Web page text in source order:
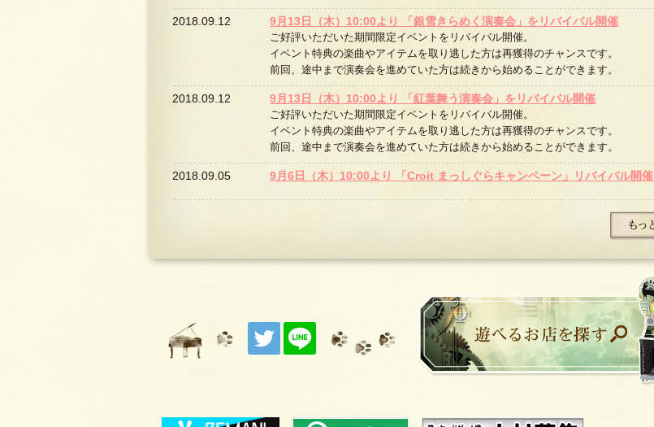
2018.09.12 9月13日（木）10:00より 「銀雪きらめく演奏会」をリバイバル開催
ご好評いただいた期間限定イベントをリバイバル開催。
イベント特典の楽曲やアイテムを取り逃した方は再獲得のチャンスです。
前回、途中まで演奏会を進めていた方は続きから始めることができます。
2018.09.12 9月13日（木）10:00より 「紅葉舞う演奏会」をリバイバル開催
ご好評いただいた期間限定イベントをリバイバル開催。
イベント特典の楽曲やアイテムを取り逃した方は再獲得のチャンスです。
前回、途中まで演奏会を進めていた方は続きから始めることができます。
2018.09.05 9月6日（木）10:00より 「Croit まっしぐらキャンペーン」リバイバル開催